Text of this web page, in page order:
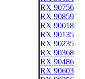
RX 90756
RX 90859
RX 90018
RX 90135
RX 90235
RX 90368
RX 90486
RX 90603